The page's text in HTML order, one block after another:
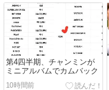
第4四半期、チャンミンが
ミニアルバムでカムバック
10時間前